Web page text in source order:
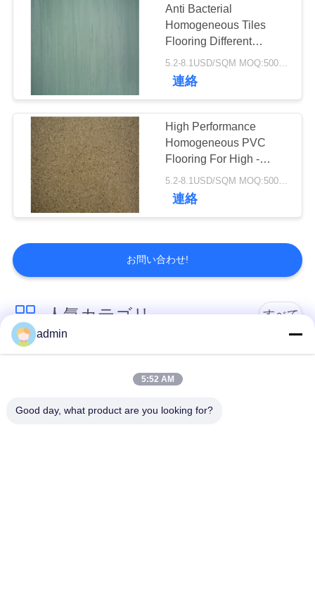
Anti Bacterial
Homogeneous Tiles
Flooring Different
Patterns Available
5.2-8.1USD/SQM MOQ:500SQM
連絡
High Performance
Homogeneous PVC
Flooring For High -
Traffic And Industrial
Areas
5.2-8.1USD/SQM MOQ:500SQM
連絡
お問い合わせ!
人気カテゴリ すべて
イルのフロアーリン
admin
5:52 AM
Good day, what product are you looking for?